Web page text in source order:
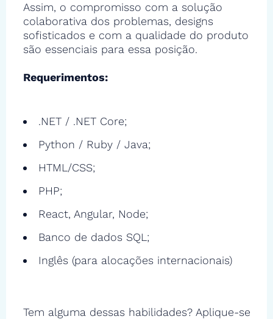
Assim, o compromisso com a solução
colaborativa dos problemas, designs
sofisticados e com a qualidade do produto
são essenciais para essa posição.
Requerimentos:
.NET / .NET Core;
Python / Ruby / Java;
HTML/CSS;
PHP;
React, Angular, Node;
Banco de dados SQL;
Inglês (para alocações internacionais)
Tem alguma dessas habilidades? Aplique-se